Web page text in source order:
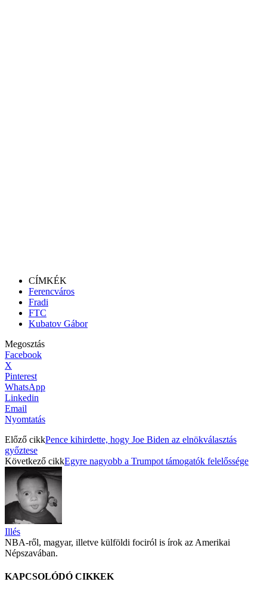
CÍMKÉK
Ferencváros
Fradi
FTC
Kubatov Gábor
Megosztás
Facebook
X
Pinterest
WhatsApp
Linkedin
Email
Nyomtatás
Előző cikkPence kihirdette, hogy Joe Biden az elnökválasztás
győztese
Következő cikkEgyre nagyobb a Trumpot támogatók felelőssége
Illés
NBA-ről, magyar, illetve külföldi fociról is írok az Amerikai
Népszavában.
KAPCSOLÓDÓ CIKKEK